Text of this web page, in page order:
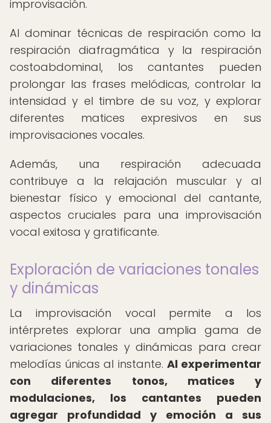
improvisación.
Al dominar técnicas de respiración como la
respiración diafragmática y la respiración
costoabdominal, los cantantes pueden
prolongar las frases melódicas, controlar la
intensidad y el timbre de su voz, y explorar
diferentes matices expresivos en sus
improvisaciones vocales.
Además, una respiración adecuada
contribuye a la relajación muscular y al
bienestar físico y emocional del cantante,
aspectos cruciales para una improvisación
vocal exitosa y gratificante.
Exploración de variaciones tonales
y dinámicas
La improvisación vocal permite a los
intérpretes explorar una amplia gama de
variaciones tonales y dinámicas para crear
melodías únicas al instante. Al experimentar
con diferentes tonos, matices y
modulaciones, los cantantes pueden
agregar profundidad y emoción a sus